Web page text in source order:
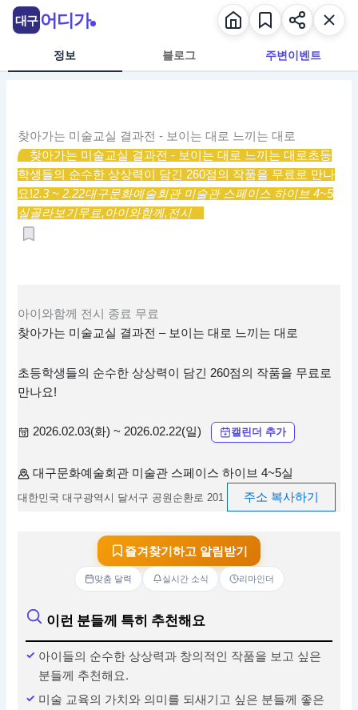
정보 블로그 주변이벤트
찾아가는 미술교실 결과전 - 보이는 대로 느끼는 대로
찾아가는 미술교실 결과전 - 보이는 대로 느끼는 대로초등
학생들의 순수한 상상력이 담긴 260점의 작품을 무료로 만나
요!2.3 ~ 2.22대구문화예술회관 미술관 스페이스 하이브 4~5
실골라보기무료,아이와함께,전시
아이와함께 전시 종료 무료
찾아가는 미술교실 결과전 – 보이는 대로 느끼는 대로
초등학생들의 순수한 상상력이 담긴 260점의 작품을 무료로
만나요!
2026.02.03(화) ~ 2026.02.22(일) 캘린더 추가
대구문화예술회관 미술관 스페이스 하이브 4~5실
대한민국 대구광역시 달서구 공원순환로 201 주소 복사하기
즐겨찾기하고 알림받기
맞춤 달력 실시간 소식 리마인더
이런 분들께 특히 추천해요
아이들의 순수한 상상력과 창의적인 작품을 보고 싶은
분들께 추천해요.
미술 교육의 가치와 의미를 되새기고 싶은 분들께 좋은
대구 어디가